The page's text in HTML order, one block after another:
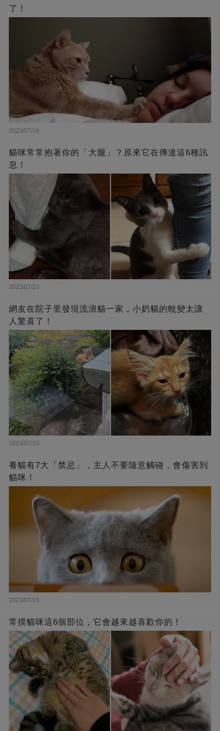
了！
2023/07/24
貓咪常常抱著你的「大腿」？原來它在傳達這6種訊
息！
2023/07/23
網友在院子里發現流浪貓一家，小奶貓的蛻變太讓
人驚喜了！
2023/07/23
養貓有7大「禁忌」，主人不要隨意觸碰，會傷害到
貓咪！
2023/07/23
常摸貓咪這6個部位，它會越來越喜歡你的！